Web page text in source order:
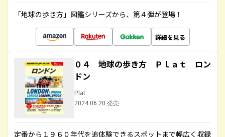
「地球の歩き方」図鑑シリーズから、第４弾が登場！
詳細を見る
０４ 地球の歩き方 Ｐｌａｔ ロン
ドン
Plat
2024.06.20 発売
定番から１９６０年代を追体験できるスポットまで幅広く収録